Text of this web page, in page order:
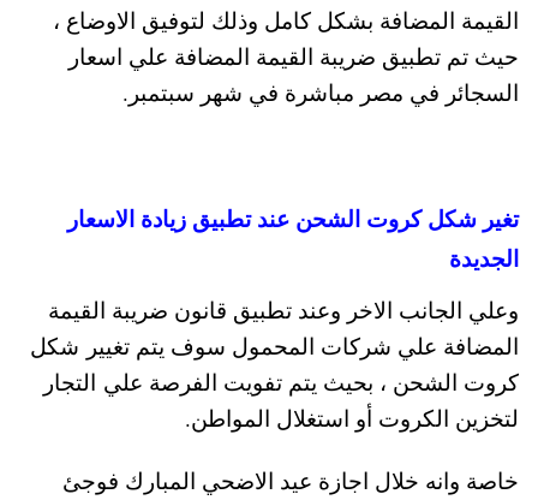
القيمة المضافة بشكل كامل وذلك لتوفيق الاوضاع ،
حيث تم تطبيق ضريبة القيمة المضافة علي اسعار
السجائر في مصر مباشرة في شهر سبتمبر.
تغير شكل كروت الشحن عند تطبيق زيادة الاسعار
الجديدة
وعلي الجانب الاخر وعند تطبيق قانون ضريبة القيمة
المضافة علي شركات المحمول سوف يتم تغيير شكل
كروت الشحن ، بحيث يتم تفويت الفرصة علي التجار
لتخزين الكروت أو استغلال المواطن.
خاصة وانه خلال اجازة عيد الاضحي المبارك فوجئ